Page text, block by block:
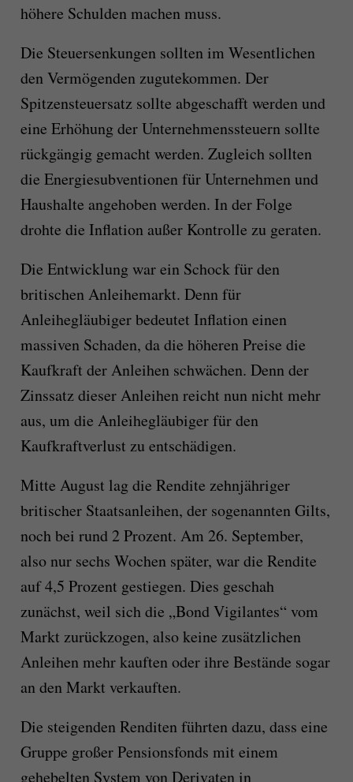
höhere Schulden machen muss.
Die Steuersenkungen sollten im Wesentlichen
den Vermögenden zugutekommen. Der
Spitzensteuersatz sollte abgeschafft werden und
eine Erhöhung der Unternehmenssteuern sollte
rückgängig gemacht werden. Zugleich sollten
die Energiesubventionen für Unternehmen und
Haushalte angehoben werden. In der Folge
drohte die Inflation außer Kontrolle zu geraten.
Die Entwicklung war ein Schock für den
britischen Anleihemarkt. Denn für
Anleihegläubiger bedeutet Inflation einen
massiven Schaden, da die höheren Preise die
Kaufkraft der Anleihen schwächen. Denn der
Zinssatz dieser Anleihen reicht nun nicht mehr
aus, um die Anleihegläubiger für den
Kaufkraftverlust zu entschädigen.
Mitte August lag die Rendite zehnjähriger
britischer Staatsanleihen, der sogenannten Gilts,
noch bei rund 2 Prozent. Am 26. September,
also nur sechs Wochen später, war die Rendite
auf 4,5 Prozent gestiegen. Dies geschah
zunächst, weil sich die „Bond Vigilantes“ vom
Markt zurückzogen, also keine zusätzlichen
Anleihen mehr kauften oder ihre Bestände sogar
an den Markt verkauften.
Die steigenden Renditen führten dazu, dass eine
Gruppe großer Pensionsfonds mit einem
gehebelten System von Derivaten in